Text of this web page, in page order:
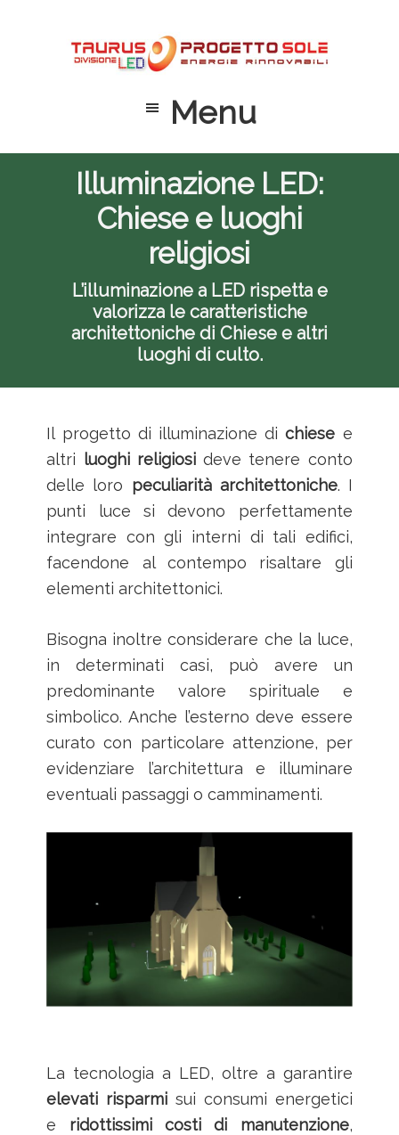
contenuto
Menu
Illuminazione LED:
Chiese e luoghi
religiosi
L’illuminazione a LED rispetta e
valorizza le caratteristiche
architettoniche di Chiese e altri
luoghi di culto.
Il progetto di illuminazione dichiese e
altri luoghi religiosideve tenere conto
delle loro peculiarità architettoniche. I
punti luce si devono perfettamente
integrare con gli interni di tali edifici,
facendone al contempo risaltare gli
elementi architettonici.
Bisogna inoltre considerare che la luce,
in determinati casi, può avere un
predominante valore spirituale e
simbolico. Anche l’esterno deve essere
curato con particolare attenzione, per
evidenziare l’architettura e illuminare
eventuali passaggi o camminamenti.
La tecnologia a LED, oltre a garantire
elevati risparmi sui consumi energetici
e ridottissimi costi di manutenzione,